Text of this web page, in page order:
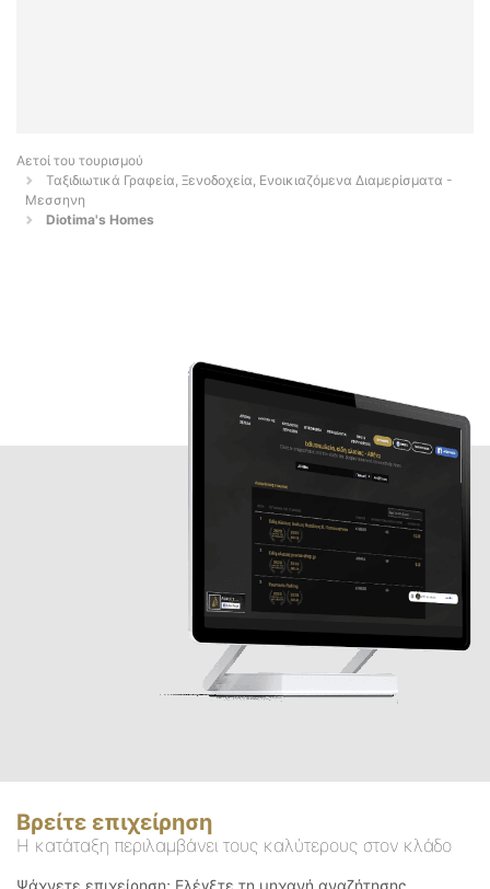
Αετοί του τουρισμού
Ταξιδιωτικά Γραφεία, Ξενοδοχεία, Ενοικιαζόμενα Διαμερίσματα -
Μεσσηνη
Diotima's Homes
Βρείτε επιχείρηση
Η κατάταξη περιλαμβάνει τους καλύτερους στον κλάδο
Ψάχνετε επιχείρηση; Ελέγξτε τη μηχανή αναζήτησης.